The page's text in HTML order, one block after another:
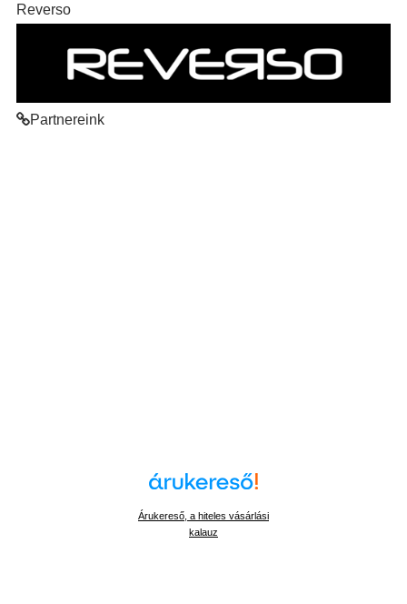
Reverso
Partnereink
Árukereső, a hiteles vásárlási
kalauz